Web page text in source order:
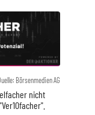
Börsenmedien AG
nicht